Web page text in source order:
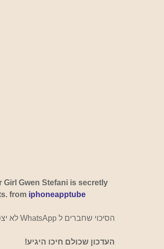
Girl Gwen Stefani is secretly
from iphoneapptube
הסיכוי שחברים ל WhatsApp לא יצפו בהודעה בתוך 48 שעות  לא סביר, אבל זה שווה את הניסיון למחוק.
העדכון שכולם חיכו היגיע!